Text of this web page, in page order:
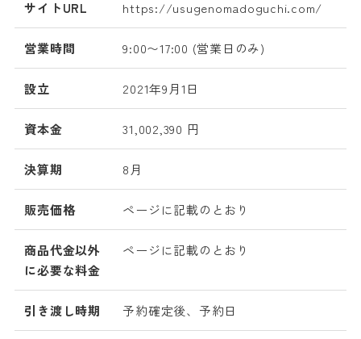
サイトURL https://usugenomadoguchi.com/
営業時間 9:00〜17:00 (営業日のみ)
設立 2021年9月1日
資本金 31,002,390 円
決算期 8月
販売価格 ページに記載のとおり
商品代金以外
に必要な料金
ページに記載のとおり
引き渡し時期 予約確定後、予約日